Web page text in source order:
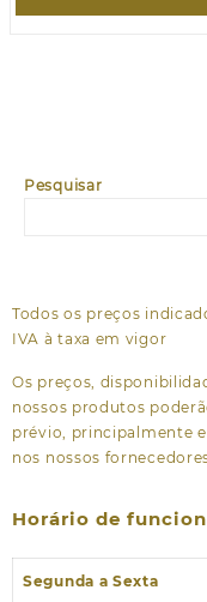
Pesquisar
Todos os preços
IVA à taxa em vigor
Os preços,
nossos produtos
prévio, principalmente
nos nossos
Horário de
Segunda a Sexta